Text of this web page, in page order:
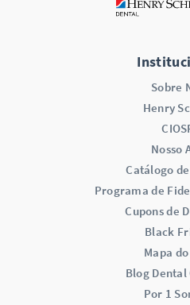
Sobre
Henry
Nosso
Catálogo
Programa de
Cupons de
Black
Mapa
Blog
Por 1